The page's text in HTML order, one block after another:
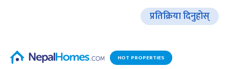
प्रतिक्रिया दिनुहोस्
HOT PROPERTIES